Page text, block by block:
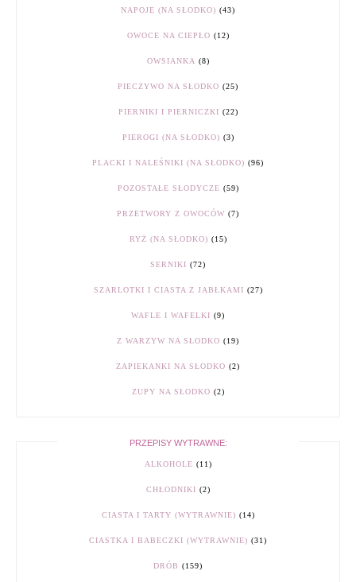
NAPOJE (NA SŁODKO) (43)
OWOCE NA CIEPŁO (12)
OWSIANKA (8)
PIECZYWO NA SŁODKO (25)
PIERNIKI I PIERNICZKI (22)
PIEROGI (NA SŁODKO) (3)
PLACKI I NALEŚNIKI (NA SŁODKO) (96)
POZOSTAŁE SŁODYCZE (59)
PRZETWORY Z OWOCÓW (7)
RYŻ (NA SŁODKO) (15)
SERNIKI (72)
SZARLOTKI I CIASTA Z JABŁKAMI (27)
WAFLE I WAFELKI (9)
Z WARZYW NA SŁODKO (19)
ZAPIEKANKI NA SŁODKO (2)
ZUPY NA SŁODKO (2)
PRZEPISY WYTRAWNE:
ALKOHOLE (11)
CHŁODNIKI (2)
CIASTA I TARTY (WYTRAWNIE) (14)
CIASTKA I BABECZKI (WYTRAWNIE) (31)
DRÓB (159)